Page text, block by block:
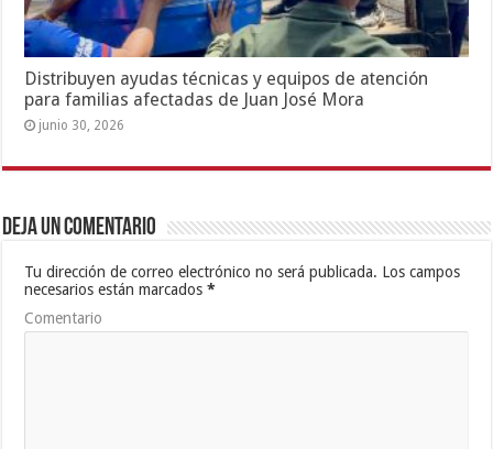
Distribuyen ayudas técnicas y equipos de atención
para familias afectadas de Juan José Mora
junio 30, 2026
Deja un comentario
Tu dirección de correo electrónico no será publicada. Los campos
necesarios están marcados*
Comentario